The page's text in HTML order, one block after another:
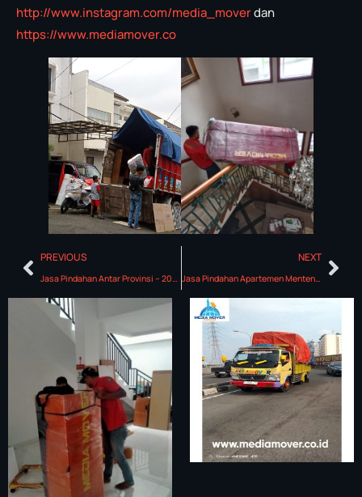
http://www.instagram.com/media_moverdan
https://www.mediamover.co
PREVIOUS
Jasa Pindahan Antar Provinsi – 2025 ( Gratis Survey & Konsultasi )
NEXT
Jasa Pindahan Apartemen Menteng Executive 2025